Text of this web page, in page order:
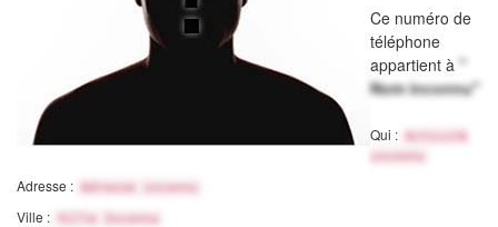
Ce numéro de
téléphone
appartient à "
Nom inconnu"
Qui :
Activité
inconnu
Adresse : Adresse inconnu
Ville : Ville Inconnu